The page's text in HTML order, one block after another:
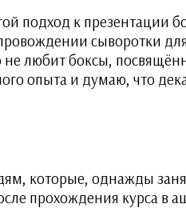
подход к презентации
сыворотки
не любит боксы,
опыта и думаю, что
которые, однажды
прохождения курса